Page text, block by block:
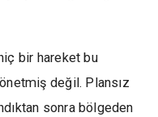
bir hareket bu
değil. Plansız
sonra bölgeden